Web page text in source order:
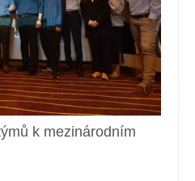
k mezinárodním